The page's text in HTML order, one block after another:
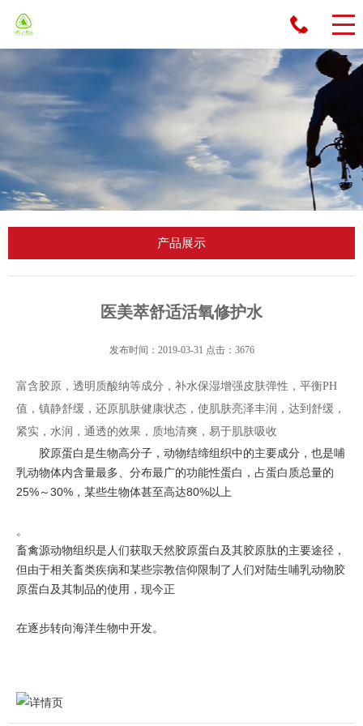
生
：
13
55
61
89
09
1
产品展示
医美萃舒适活氧修护水
发布时间：2019-03-31 点击：3676
富含胶原，透明质酸纳等成分，补水保湿增强皮肤弹性，平衡PH
值，镇静舒缓，还原肌肤健康状态，使肌肤亮泽丰润，达到舒缓，
紧实，水润，通透的效果，质地清爽，易于肌肤吸收
胶原蛋白是生物高分子，动物结缔组织中的主要成分，也是哺
乳动物体内含量最多、分布最广的功能性蛋白，占蛋白质总量的
25%～30%，某些生物体甚至高达80%以上
。
畜禽源动物组织是人们获取天然胶原蛋白及其胶原肽的主要途径，
但由于相关畜类疾病和某些宗教信仰限制了人们对陆生哺乳动物胶
原蛋白及其制品的使用，现今正
在逐步转向海洋生物中开发。